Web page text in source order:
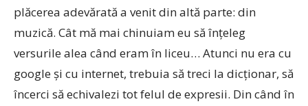
plăcerea adevărată a venit din altă parte: din
muzică. Cât mă mai chinuiam eu să înţeleg
versurile alea când eram în liceu… Atunci nu era cu
google şi cu internet, trebuia să treci la dicţionar, să
încerci să echivalezi tot felul de expresii. Din când în